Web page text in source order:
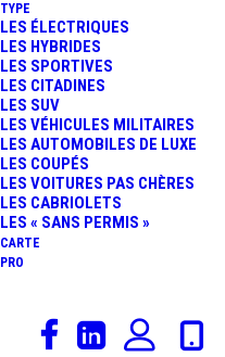
TYPE
LES ÉLECTRIQUES
LES HYBRIDES
LES SPORTIVES
LES CITADINES
LES SUV
LES VÉHICULES MILITAIRES
LES AUTOMOBILES DE LUXE
LES COUPÉS
LES VOITURES PAS CHÈRES
LES CABRIOLETS
LES « SANS PERMIS »
CARTE
PRO
La gestion de
représente un